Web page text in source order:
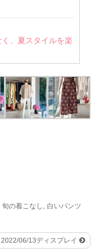
、夏スタイルを楽
旬の着こなし 白いパンツ
2022/06/13ディスプレイ